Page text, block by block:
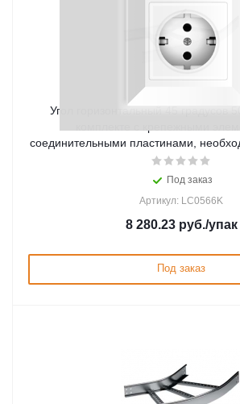
Угол горизонтальный 45 градусов
соединительными пластинами,
Под заказ
Артикул: LC0566K
8 280.23руб./упак
Под заказ